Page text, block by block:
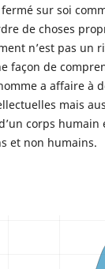
sur soi
de choses
n’est pas un
façon de
a affaire à
mais
corps humain
et non humains.